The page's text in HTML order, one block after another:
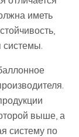
иметь
выше, а
систему по